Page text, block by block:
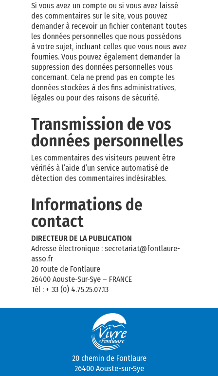
Si vous avez un compte ou si vous avez laissé
des commentaires sur le site, vous pouvez
demander à recevoir un fichier contenant toutes
les données personnelles que nous possédons
à votre sujet, incluant celles que vous nous avez
fournies. Vous pouvez également demander la
suppression des données personnelles vous
concernant. Cela ne prend pas en compte les
données stockées à des fins administratives,
légales ou pour des raisons de sécurité.
Transmission de vos
données personnelles
Les commentaires des visiteurs peuvent être
vérifiés à l’aide d’un service automatisé de
détection des commentaires indésirables.
Informations de
contact
DIRECTEUR DE LA PUBLICATION
Adresse électronique : secretariat@fontlaure-
asso.fr
20 route de Fontlaure
26400 Aouste-Sur-Sye – FRANCE
Tél : + 33 (0) 4.75.25.07.13
20 chemin de Fontlaure
26400 Aouste-sur-Sye